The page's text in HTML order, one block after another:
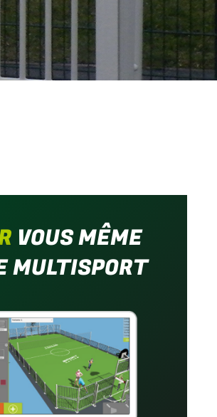
VOUS MÊME
MULTISPORT